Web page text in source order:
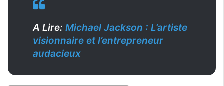
A Lire: Michael Jackson : L’artiste
visionnaire et l’entrepreneur
audacieux